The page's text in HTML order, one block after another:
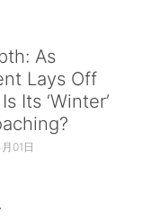
As
Lays Off
Its ‘Winter’
01日